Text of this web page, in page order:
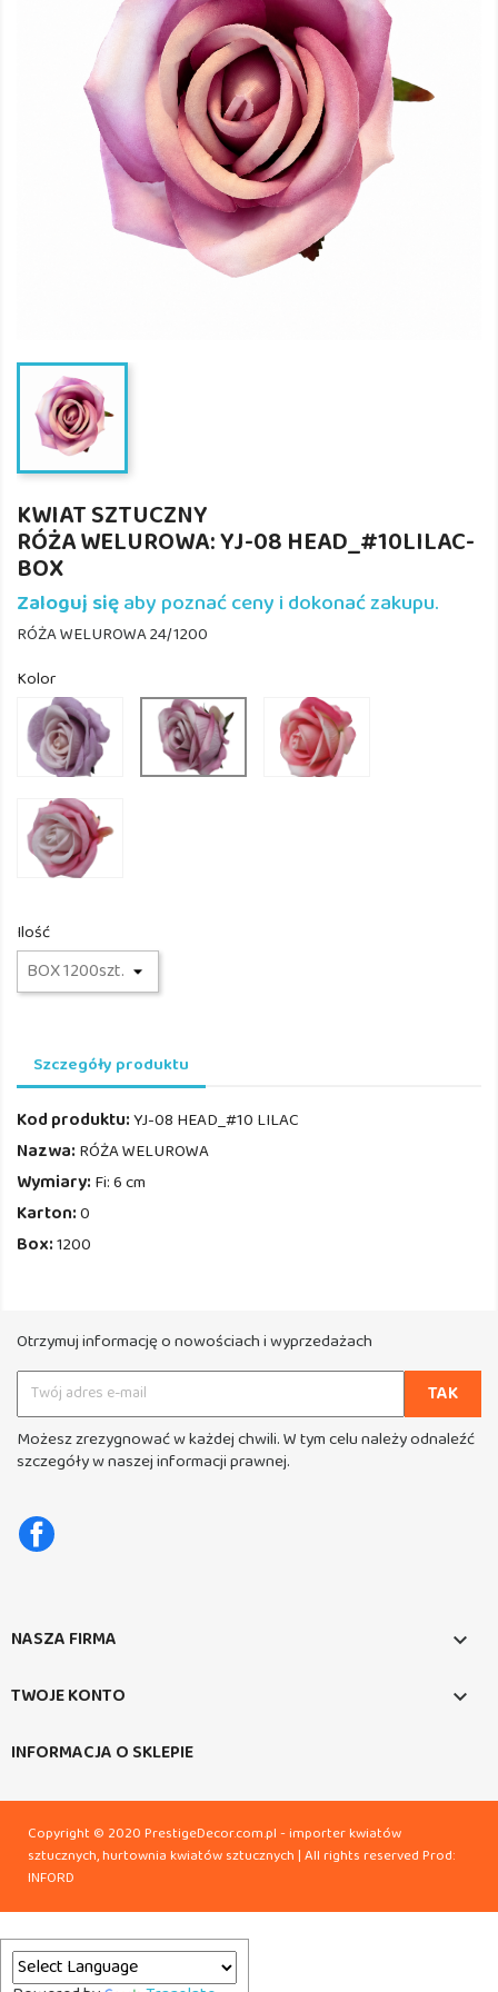
KWIAT SZTUCZNY
RÓŻA WELUROWA: YJ-08 HEAD_#10LILAC-
BOX
Zaloguj sięaby poznać ceny i dokonać zakupu.
RÓŻA WELUROWA 24/1200
Kolor
YJ-
08
HEAD_#10
LILAC
YJ-
08
HEAD_#11
DIRTY
YJ-
08
HEAD_#5
MULTI
YJ-
08
HEAD_#6
PINK
Ilość
Szczegóły produktu
Kod produktu:YJ-08 HEAD_#10 LILAC
Nazwa: RÓŻA WELUROWA
Wymiary: Fi: 6 cm
Karton:0
Box:1200
Otrzymuj informację o nowościach i wyprzedażach
Możesz zrezygnować w każdej chwili. W tym celu należy odnaleźć
szczegóły w naszej informacji prawnej.
NASZA FIRMA 
TWOJE KONTO 
INFORMACJA O SKLEPIE
Copyright © 2020 PrestigeDecor.com.pl - importer kwiatów
sztucznych, hurtownia kwiatów sztucznych | All rights reservedProd:
INFORD